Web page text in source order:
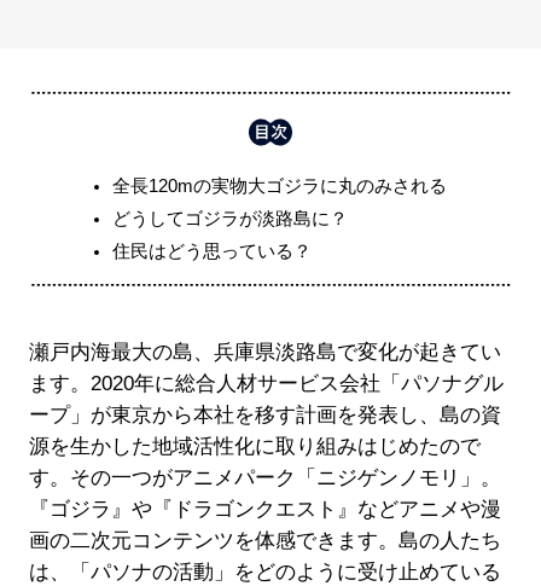
全長120mの実物大ゴジラに丸のみされる
どうしてゴジラが淡路島に？
住民はどう思っている？
瀬戸内海最大の島、兵庫県淡路島で変化が起きてい
ます。2020年に総合人材サービス会社「パソナグル​​
ープ」が東京から本社を移す計画を発表し、島の資
源を生かした地域活性化に取り組みはじめたので
す。その一つがアニメパーク「ニジゲンノモリ」。
『ゴジラ』や『ドラゴンクエスト』などアニメや漫
画の二次元コンテンツを体感できます。島の人たち
は、「パソナの活動」をどのように受け止めている